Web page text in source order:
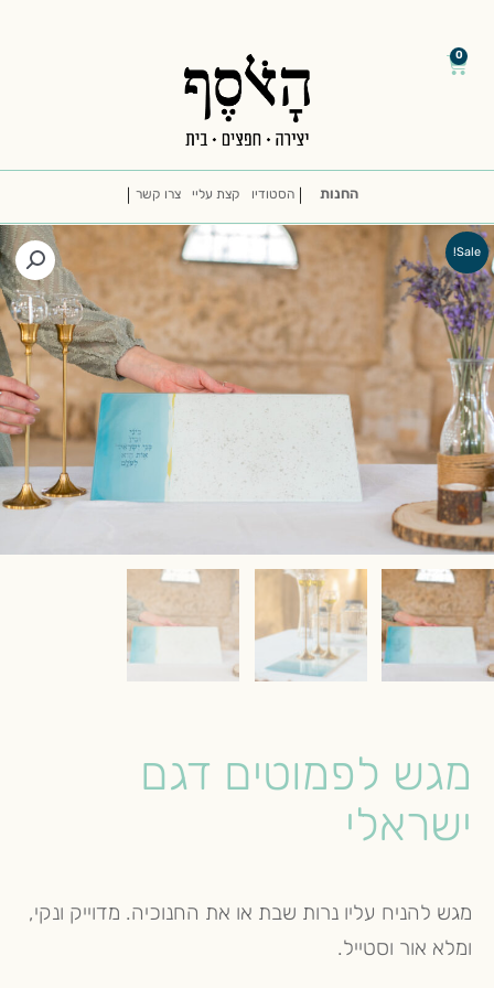
0
עגלת
החנות הסטודיו קצת עליי צרו קשר
Sale!
מגש לפמוטים דגם
ישראלי
מגש להניח עליו נרות שבת או את החנוכיה. מדוייק ונקי,
ומלא אור וסטייל.